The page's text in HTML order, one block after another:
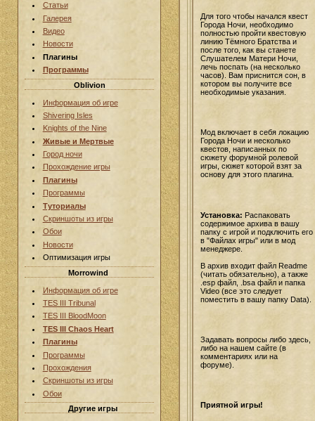
Статьи
Галерея
Видео
Новости
Плагины
Программы
Oblivion
Информация об игре
Shivering Isles
Knights of the Nine
Живые и Мертвые
Город ночи
Прохождение игры
Плагины
Программы
Туториалы
Скриншоты из игры
Обои
Новости
Оптимизация игры
Morrowind
Информация об игре
TES III Tribunal
TES III BloodMoon
TES III Chaos Heart
Плагины
Программы
Прохождения
Скриншоты из игры
Обои
Другие игры
Для того чтобы начался квест
Города Ночи, необходимо
полностью пройти квестовую
линию Тёмного Братства и
после того, как вы станете
Слушателем Матери Ночи,
лечь поспать (на несколько
часов). Вам приснится сон, в
котором вы получите все
необходимые указания.
Мод включает в себя локацию
Города Ночи и несколько
квестов, написанных по
сюжету форумной ролевой
игры, сюжет которой взят за
основу для этого плагина.
Установка: Распаковать
содержимое архива в вашу
папку с игрой и подключить его
в "Файлах игры" или в мод
менеджере.
В архив входит файл Readme
(читать обязательно), а также
.esp файл, .bsa файл и папка
Video (все это следует
поместить в вашу папку Data).
Задавать вопросы либо здесь,
либо на нашем сайте (в
комментариях или на
форуме).
Приятной игры!